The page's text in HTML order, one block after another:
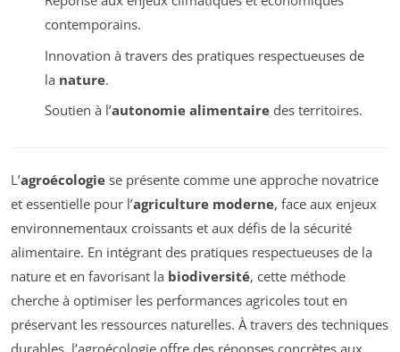
contemporains.
Innovation à travers des pratiques respectueuses de
la nature.
Soutien à l’autonomie alimentairedes territoires.
L’agroécologie se présente comme une approche novatrice
et essentielle pour l’agriculture moderne, face aux enjeux
environnementaux croissants et aux défis de la sécurité
alimentaire. En intégrant des pratiques respectueuses de la
nature et en favorisant la biodiversité, cette méthode
cherche à optimiser les performances agricoles tout en
préservant les ressources naturelles. À travers des techniques